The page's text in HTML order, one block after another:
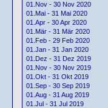
01.Nov - 30 Nov 2020
01.Mai - 31 Mai 2020
01.Apr - 30 Apr 2020
01.Mär - 31 Mär 2020
01.Feb - 29 Feb 2020
01.Jan - 31 Jan 2020
01.Dez - 31 Dez 2019
01.Nov - 30 Nov 2019
01.Okt - 31 Okt 2019
01.Sep - 30 Sep 2019
01.Aug - 31 Aug 2019
01.Jul - 31 Jul 2019